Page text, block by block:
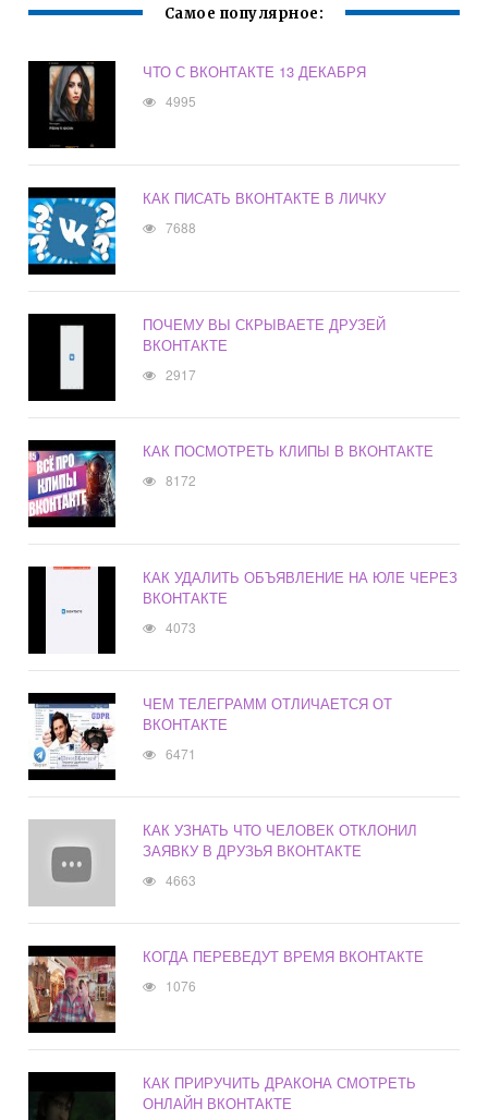
Самое популярное:
ЧТО С ВКОНТАКТЕ 13 ДЕКАБРЯ
4995
КАК ПИСАТЬ ВКОНТАКТЕ В ЛИЧКУ
7688
ПОЧЕМУ ВЫ СКРЫВАЕТЕ ДРУЗЕЙ
ВКОНТАКТЕ
2917
КАК ПОСМОТРЕТЬ КЛИПЫ В ВКОНТАКТЕ
8172
КАК УДАЛИТЬ ОБЪЯВЛЕНИЕ НА ЮЛЕ ЧЕРЕЗ
ВКОНТАКТЕ
4073
ЧЕМ ТЕЛЕГРАММ ОТЛИЧАЕТСЯ ОТ
ВКОНТАКТЕ
6471
КАК УЗНАТЬ ЧТО ЧЕЛОВЕК ОТКЛОНИЛ
ЗАЯВКУ В ДРУЗЬЯ ВКОНТАКТЕ
4663
КОГДА ПЕРЕВЕДУТ ВРЕМЯ ВКОНТАКТЕ
1076
КАК ПРИРУЧИТЬ ДРАКОНА СМОТРЕТЬ
ОНЛАЙН ВКОНТАКТЕ